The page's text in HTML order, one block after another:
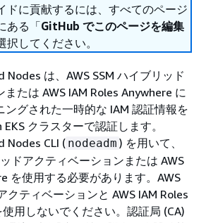
ドに貢献するには、すべてのページ
ある「GitHub でこのページを編集
択してください。
Nodes は、AWS SSM ハイブリッド
たは AWS IAM Roles Anywhere に
ングされた一時的な IAM 認証情報を
クラスターで認証します。
Nodes CLI ( nodeadm ) を用いて、
ドアクティベーションまたは AWS
を使用する必要があります。AWS
クティベーションと AWS IAM Roles
用しないでください。認証局 (CA)